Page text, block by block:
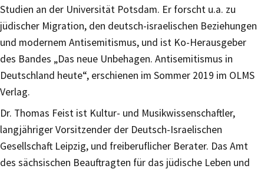
Studien an der Universität Potsdam. Er forscht u.a. zu
jüdischer Migration, den deutsch-israelischen Beziehungen
und modernem Antisemitismus, und ist Ko-Herausgeber
des Bandes „Das neue Unbehagen. Antisemitismus in
Deutschland heute“, erschienen im Sommer 2019 im OLMS
Verlag.
Dr. Thomas Feist ist Kultur- und Musikwissenschaftler,
langjähriger Vorsitzender der Deutsch-Israelischen
Gesellschaft Leipzig, und freiberuflicher Berater. Das Amt
des sächsischen Beauftragten für das jüdische Leben und